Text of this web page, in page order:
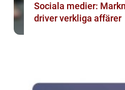
Sociala medier:
driver verkliga affärer